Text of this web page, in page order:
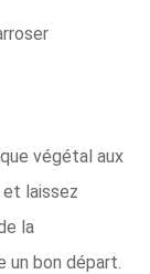
végétal aux
laissez
la
un bon départ.